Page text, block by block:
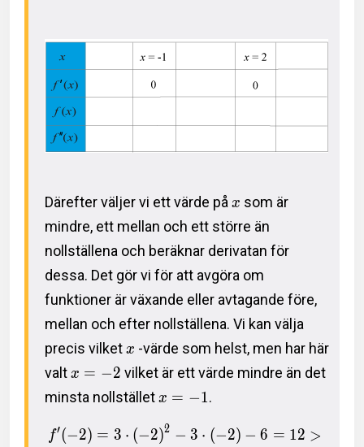
Därefter väljer vi ett värde på x som är
mindre, ett mellan och ett större än
nollställena och beräknar derivatan för
dessa. Det gör vi för att avgöra om
funktioner är växande eller avtagande före,
mellan och efter nollställena. Vi kan välja
precis vilket x -värde som helst, men har här
valt x = −2 vilket är ett värde mindre än det
minsta nollstället x = −1.
f′(−2) = 3 ⋅ (−2)2 − 3 ⋅ (−2) − 6 = 12 >